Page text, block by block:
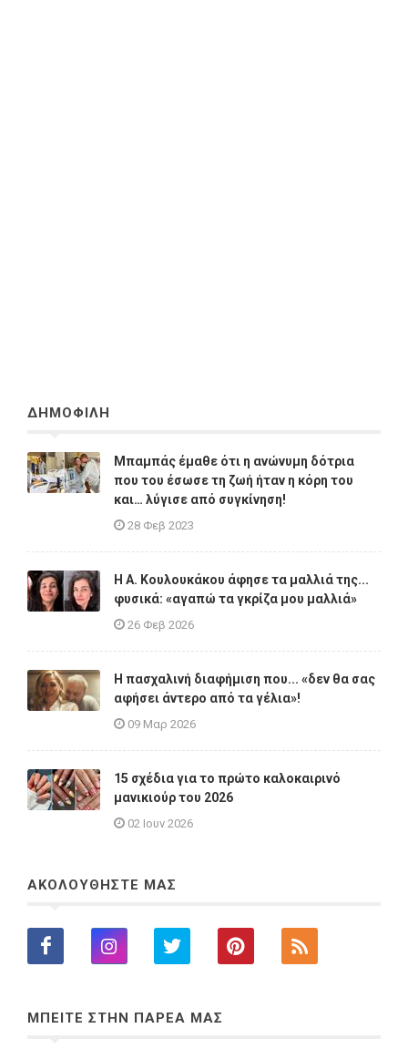
ΔΗΜΟΦΙΛΗ
Μπαμπάς έμαθε ότι η ανώνυμη δότρια
που του έσωσε τη ζωή ήταν η κόρη του
και… λύγισε από συγκίνηση!
28 Φεβ 2023
Η A. Κουλουκάκου άφησε τα μαλλιά της...
φυσικά: «αγαπώ τα γκρίζα μου μαλλιά»
26 Φεβ 2026
Η πασχαλινή διαφήμιση που... «δεν θα σας
αφήσει άντερο από τα γέλια»!
09 Μαρ 2026
15 σχέδια για το πρώτο καλοκαιρινό
μανικιούρ του 2026
02 Ιουν 2026
ΑΚΟΛΟΥΘΗΣΤΕ ΜΑΣ
ΜΠΕΙΤΕ ΣΤΗΝ ΠΑΡΕΑ ΜΑΣ